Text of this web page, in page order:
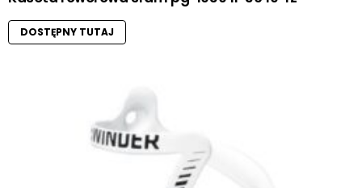
DOSTĘPNY TUTAJ